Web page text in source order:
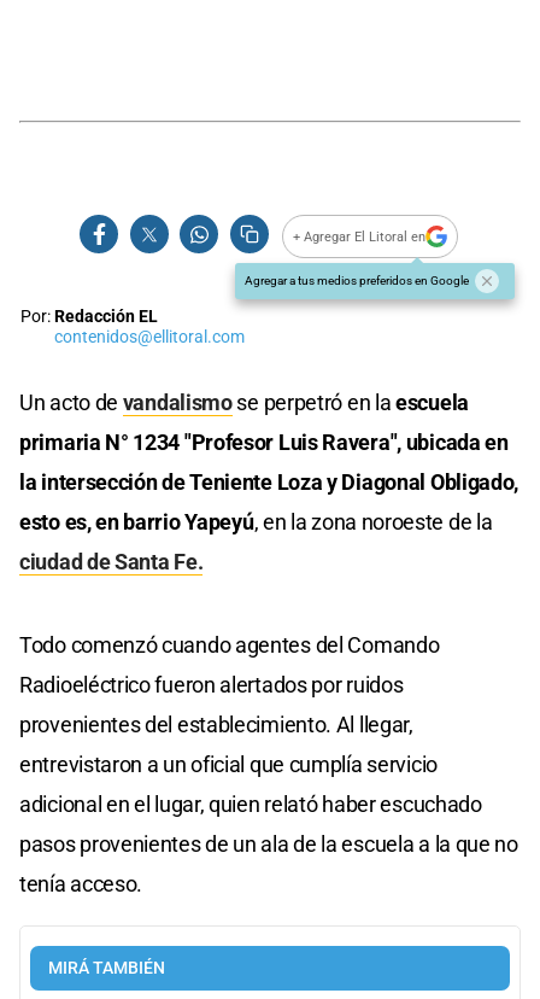
+ Agregar El Litoral en
Agregar a tus medios preferidos en Google
Por:Redacción EL
contenidos@ellitoral.com
Un acto de vandalismose perpetró en laescuela
primaria N° 1234 "Profesor Luis Ravera", ubicada en
la intersección de Teniente Loza y Diagonal Obligado,
esto es, en barrio Yapeyú, en la zona noroeste de la
ciudad de Santa Fe.
Todo comenzó cuando agentes del Comando
Radioeléctrico fueron alertados por ruidos
provenientes del establecimiento. Al llegar,
entrevistaron a un oficial que cumplía servicio
adicional en el lugar, quien relató haber escuchado
pasos provenientes de un ala de la escuela a la que no
tenía acceso.
MIRÁ TAMBIÉN